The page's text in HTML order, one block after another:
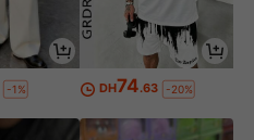
-1% DH74.63 -20%